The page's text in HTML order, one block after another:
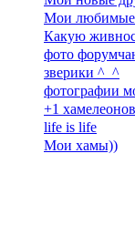
Мои любимые
Какую
фото
зверики ^_^
+1
life is life
Мои хамы))